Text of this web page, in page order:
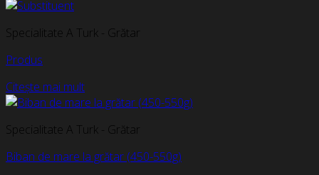
Specialitate A Turk - Grătar
Produs
Citește mai mult
Specialitate A Turk - Grătar
Biban de mare la grătar (450-550g)